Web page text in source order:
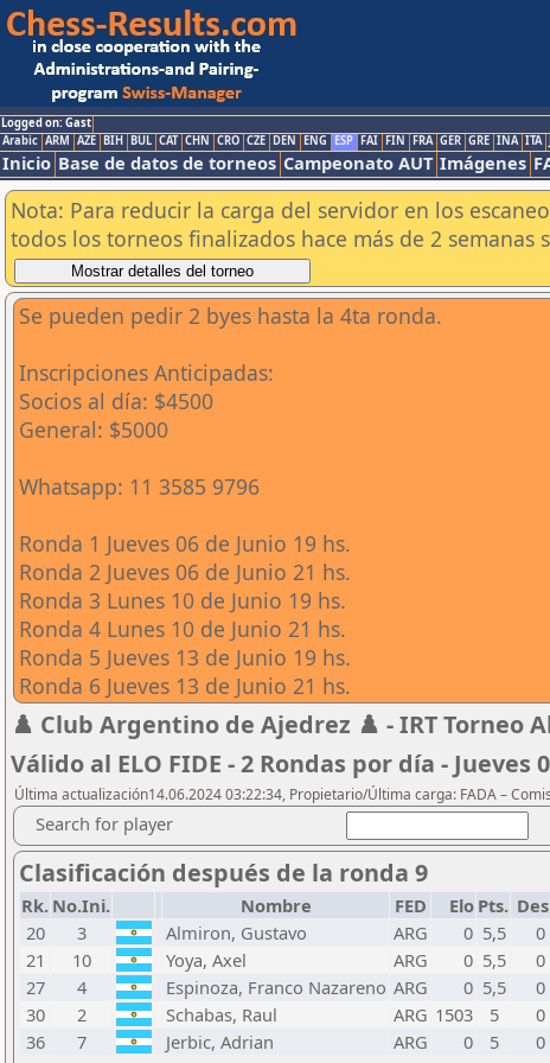
Logged on: Gast
Arabic ARM AZE BIH BUL CAT CHN CRO CZE DEN ENG ESP FAI FIN FRA GER GRE INA ITA
Inicio Base de datos de torneos Campeonato AUT Imágenes
Nota: Para reducir la carga del servidor en los
todos los torneos finalizados hace más de 2
Se pueden pedir 2 byes hasta la 4ta ronda.
Inscripciones Anticipadas:
Socios al día: $4500
General: $5000
Whatsapp: 11 3585 9796
Ronda 1 Jueves 06 de Junio 19 hs.
Ronda 2 Jueves 06 de Junio 21 hs.
Ronda 3 Lunes 10 de Junio 19 hs.
Ronda 4 Lunes 10 de Junio 21 hs.
Ronda 5 Jueves 13 de Junio 19 hs.
Ronda 6 Jueves 13 de Junio 21 hs.
♟️ Club Argentino de Ajedrez ♟️ - IRT Torneo
Válido al ELO FIDE - 2 Rondas por día - Jueves
Última actualización14.06.2024 03:22:34, Propietario/Última carga: FADA –
Search for player
Clasificación después de la ronda 9
Rk. No.Ini. Nombre FED Elo Pts.
20
3 Almiron, Gustavo ARG 0 5,5 0
21
10 Yoya, Axel ARG 0 5,5 0
27
4 Espinoza, Franco Nazareno ARG 0 5,5 0
30
2 Schabas, Raul ARG 1503 5 0
36
7 Jerbic, Adrian ARG 0 5 0